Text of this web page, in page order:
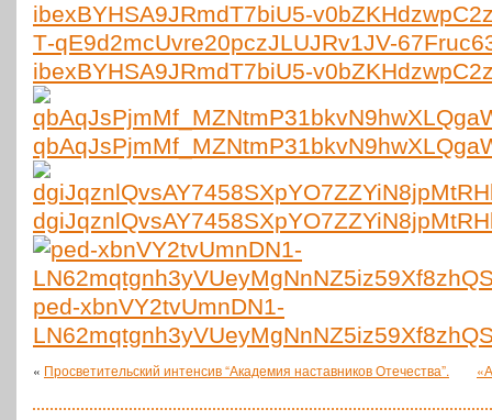
T‑qE9d2mcUvre20pczJLUJRv1JV-
ibexBYHSA9JRmdT7biU5-
ped-xbnVY2tvUmnDN1-
« Просветительский интенсив “Академия наставников Отечества”. «